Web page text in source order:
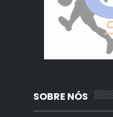
SOBRE NÓS